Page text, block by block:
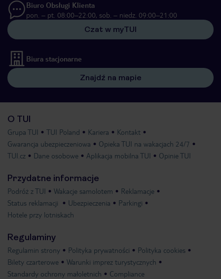
Biuro Obsługi Klienta
pon. – pt. 08:00–22:00, sob. – niedz. 09:00–21:00
Czat w myTUI
Biura stacjonarne
Znajdź na mapie
O TUI
Grupa TUI TUI Poland Kariera
Kontakt
Gwarancja ubezpieczeniowa
Opieka TUI na wakacjach 24/7
TUI.cz
Dane osobowe Aplikacja mobilna TUI Opinie TUI
Przydatne informacje
Podróż z TUI Wakacje samolotem
Reklamacje
Status reklamacji
Ubezpieczenia
Parkingi
Hotele przy lotniskach
Regulaminy
Regulamin strony Polityka prywatności
Polityka cookies
Bilety czarterowe
Warunki imprez turystycznych
Standardy ochrony małoletnich
Compliance